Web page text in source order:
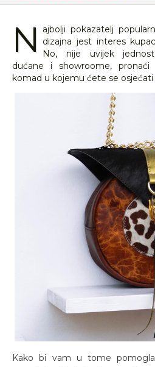
N ajbolji pokazatelj
dizajna jest interes
No, nije uvijek
dućane i showroome,
komad u kojemu ćete se
Kako bi vam u tome